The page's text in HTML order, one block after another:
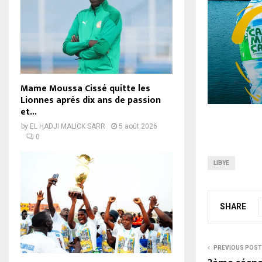
LIBYE
SHARE
PREVIOUS POST
Mame Moussa Cissé quitte les
Lionnes après dix ans de passion
et...
by EL HADJI MALICK SARR
5 août 2026
0